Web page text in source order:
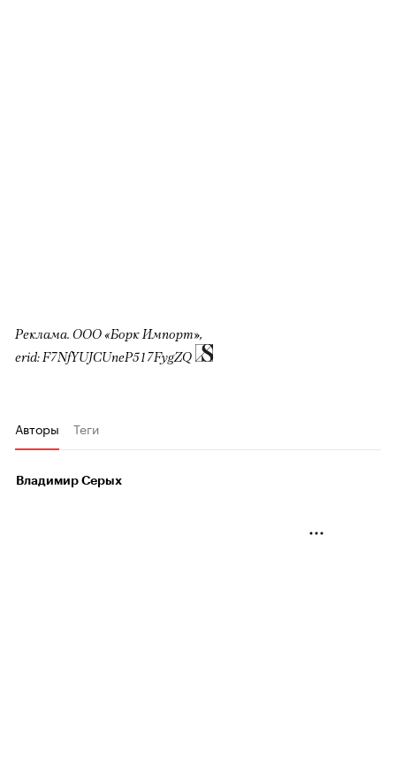
Реклама. ООО «Борк Импорт»,
erid: F7NfYUJCUneP517FygZQ
Авторы Теги
Владимир Серых